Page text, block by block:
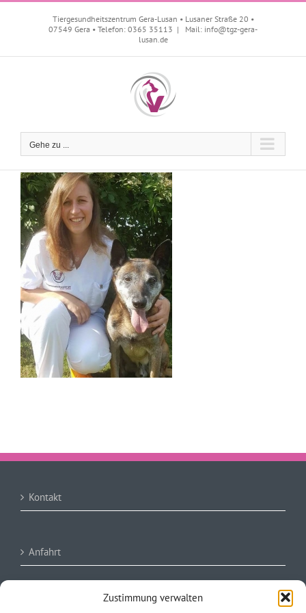
Zustimmung verwalten
Zum
Tiergesundheitszentrum Gera-Lusan • Lusaner Straße 20 •
07549 Gera • Telefon: 0365 35113 |
Mail: info@tgz-gera-
lusan.de
Gehe zu ...
Kontakt
Anfahrt